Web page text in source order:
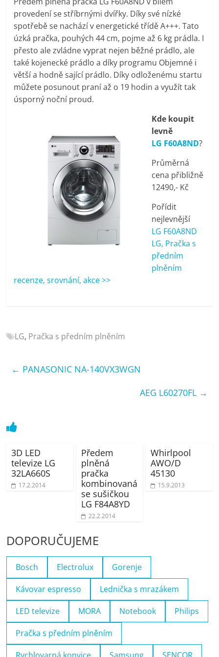
pračky,
televize,
notebooky,
mobilní
telefony,
kávovary,
bazény
televize,
kávovary,
bazény
provedení se stříbrnými dvířky. Díky své nízké
spotřebě se nachází v energetické třídě A+++. Tato
úzká pračka, pouhých 44 cm, pojme až 6 kg prádla. I
přesto ale zvládne vyprat nejen běžné prádlo, ale
také kojenecké prádlo a díky programu Objemné i
větší a hodně sající prádlo. Díky odloženému startu
můžete posunout praní až o 19 hodin a využít tak
úsporný noční proud.
Kde koupit
levně
LG F60A8ND?
Průměrná
cena přibližně
12490,- Kč
Pořídit
nejlevnější
LG F60A8ND
LG, Pračka s
předním
plněním
recenze, srovnání, akce >>
LG, Pračka s předním plněním
← PANASONIC NA-140VX3WGN
AEG L60270FL →
3D LED
televize LG
32LA660S
17.2.2014
Předem
plněná
pračka
kombinovaná
se sušičkou
LG F84A8YD
22.2.2014
Whirlpool
AWO/D
45130
15.9.2013
DOPORUČUJEME
Bosch Electrolux Gorenje
Kávovar espresso Lednička s mrazákem
LED televize MORA Notebook Philips
Pračka s předním plněním